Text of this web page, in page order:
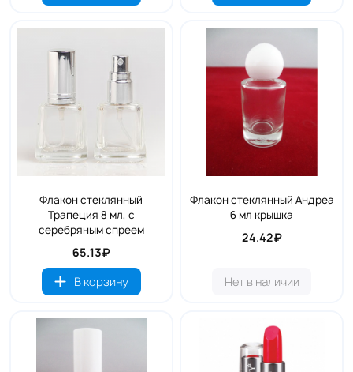
Флакон стеклянный
Трапеция 8 мл, с
серебряным спреем
65.13₽
В корзину
Флакон стеклянный Андреа
6 мл крышка
24.42₽
Нет в наличии